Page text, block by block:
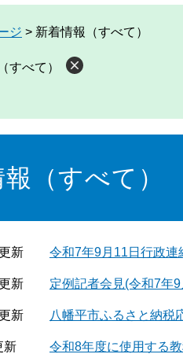
ジ > 新着情報（すべて）
すべて）
（すべて）
新 令和7年9月11日行政連
新 定例記者会見(令和7年9
新 八幡平市ふるさと納税
新 令和8年度に使用する